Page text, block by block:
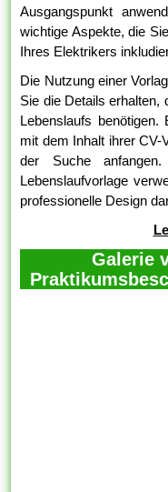
Ausgangspunkt
wichtige Aspekte, die
Ihres Elektrikers
Die Nutzung einer
Sie die Details erhalten,
Lebenslaufs
mit dem Inhalt ihrer CV-
der Suche
Lebenslaufvorlage
professionelle Design
Galerie